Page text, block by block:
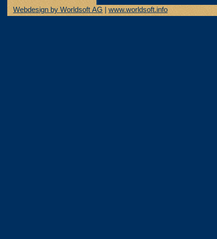
Webdesign by Worldsoft AG www.worldsoft.info